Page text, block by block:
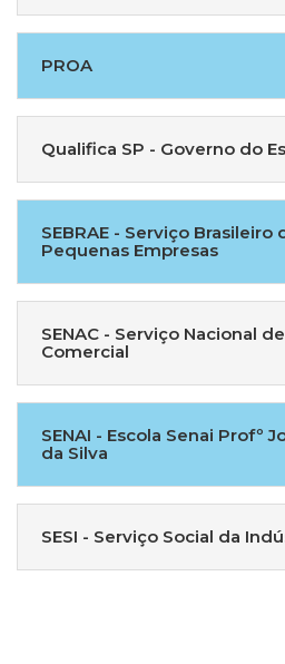
PROA
Qualifica SP - Governo do
SEBRAE - Serviço Brasileiro
Pequenas Empresas
SENAC - Serviço Nacional
Comercial
SENAI - Escola Senai Profº
da Silva
SESI - Serviço Social da